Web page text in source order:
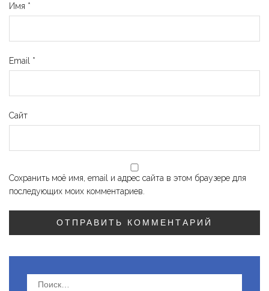
Имя *
Email *
Сайт
Сохранить моё имя, email и адрес сайта в этом браузере для
последующих моих комментариев.
Найти: